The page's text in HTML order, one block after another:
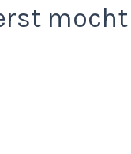
mocht